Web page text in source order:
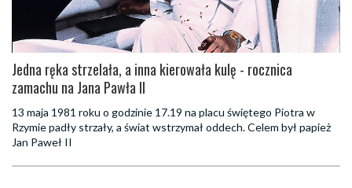
Jedna ręka strzelała, a inna kierowała kulę - rocznica
zamachu na Jana Pawła II
13 maja 1981 roku o godzinie 17.19 na placu świętego Piotra w
Rzymie padły strzały, a świat wstrzymał oddech. Celem był papież
Jan Paweł II